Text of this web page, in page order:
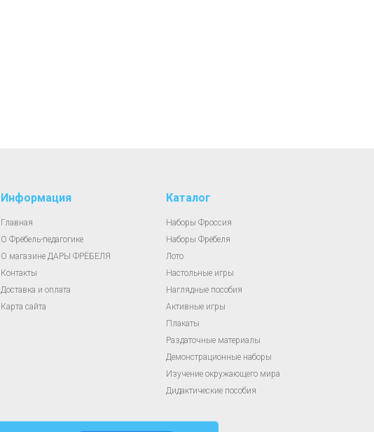
Информация
Главная
О Фрёбель-педагогике
О магазине ДАРЫ ФРЁБЕЛЯ
Контакты
Доставка и оплата
Карта сайта
Каталог
Наборы Фроссия
Наборы Фрёбеля
Лото
Настольные игры
Наглядные пособия
Активные игры
Плакаты
Раздаточные материалы
Демонстрационные наборы
Изучение окружающего мира
Дидактические пособия